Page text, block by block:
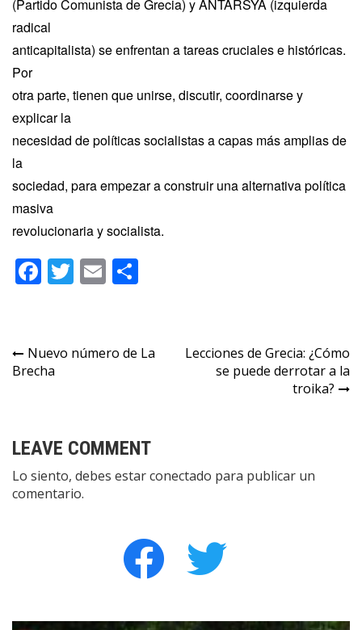
(Partido Comunista de Grecia) y ANTARSYA (izquierda
radical
anticapitalista) se enfrentan a tareas cruciales e históricas.
Por
otra parte, tienen que unirse, discutir, coordinarse y
explicar la
necesidad de políticas socialistas a capas más amplias de
la
sociedad, para empezar a construir una alternativa política
masiva
revolucionaria y socialista.
Facebook
Twitter
Email
Navegación
de
Nuevo número de La
Brecha
Lecciones de Grecia: ¿Cómo
se puede derrotar a la
troika?
LEAVE COMMENT
Lo siento, debes estarconectado para publicar un
comentario.
facebook twitter